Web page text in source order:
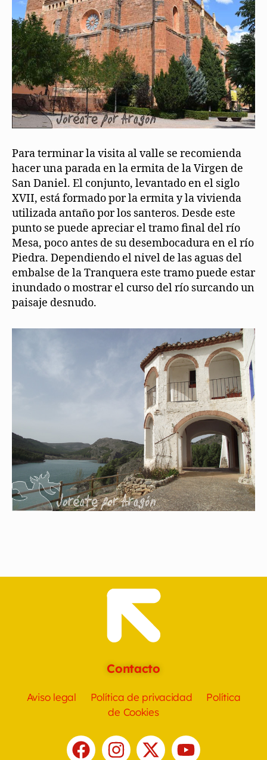
Para terminar la visita al valle se recomienda
hacer una parada en la ermita de la Virgen de
San Daniel. El conjunto, levantado en el siglo
XVII, está formado por la ermita y la vivienda
utilizada antaño por los santeros. Desde este
punto se puede apreciar el tramo final del río
Mesa, poco antes de su desembocadura en el río
Piedra. Dependiendo el nivel de las aguas del
embalse de la Tranquera este tramo puede estar
inundado o mostrar el curso del río surcando un
paisaje desnudo.
Contacto
Aviso legal Política de privacidad
Política
de Cookies